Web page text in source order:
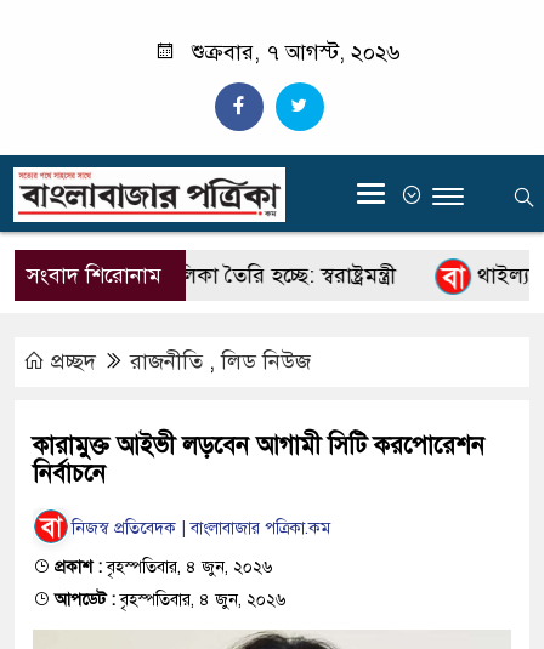
শুক্রবার, ৭ আগস্ট, ২০২৬
‍
সংবাদ শিরোনামতালিকা তৈরি হচ্ছে: স্বরাষ্ট্রমন্ত্রী থাইল্যান্ডে
প্রচ্ছদ রাজনীতি,লিড নিউজ
কারামুক্ত আইভী লড়বেন আগামী সিটি করপোরেশন
নির্বাচনে
নিজস্ব প্রতিবেদক | বাংলাবাজার পত্রিকা.কম
প্রকাশ :বৃহস্পতিবার, ৪ জুন, ২০২৬
আপডেট :বৃহস্পতিবার, ৪ জুন, ২০২৬